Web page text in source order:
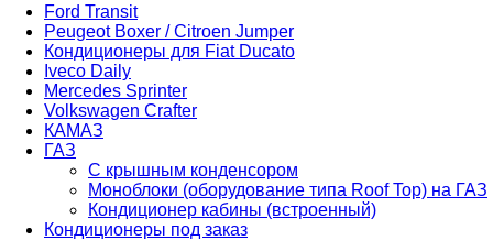
Ford Transit
Peugeot Boxer / Citroen Jumper
Кондиционеры для Fiat Ducato
Iveco Daily
Mercedes Sprinter
Volkswagen Crafter
КАМАЗ
ГАЗ
С крышным конденсором
Моноблоки (оборудование типа Roof Top) на ГАЗ
Кондиционер кабины (встроенный)
Кондиционеры под заказ